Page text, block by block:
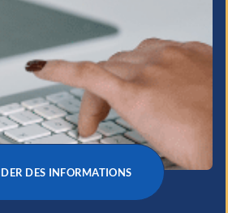
DES INFORMATIONS